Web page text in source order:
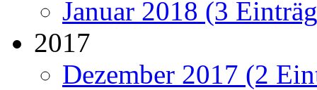
Januar 2018 (3
2017
Dezember 2017 (2